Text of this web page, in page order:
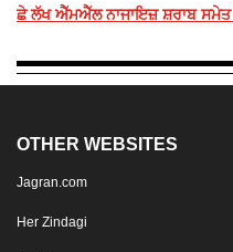
ਛੇ ਲੱਖ ਐੱਮਐੱਲ ਨਾਜਾਇਜ਼ ਸ਼ਰਾਬ
OTHER WEBSITES
Jagran.com
Her Zindagi